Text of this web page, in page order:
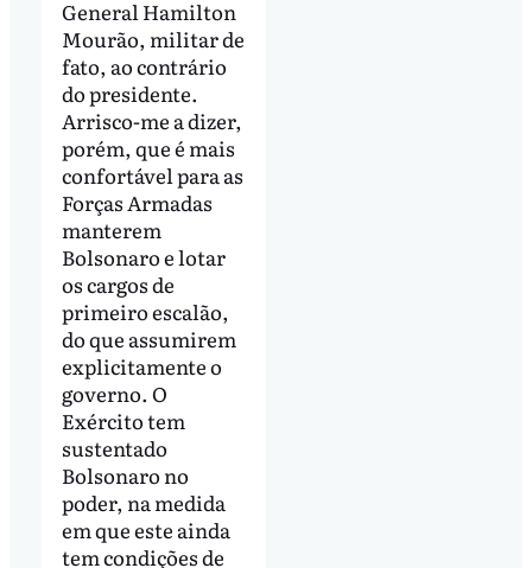
General Hamilton
Mourão, militar de
fato, ao contrário
do presidente.
Arrisco-me a dizer,
porém, que é mais
confortável para as
Forças Armadas
manterem
Bolsonaro e lotar
os cargos de
primeiro escalão,
do que assumirem
explicitamente o
governo. O
Exército tem
sustentado
Bolsonaro no
poder, na medida
em que este ainda
tem condições de